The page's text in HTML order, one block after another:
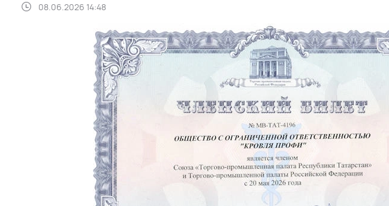
08.06.2026 14:48